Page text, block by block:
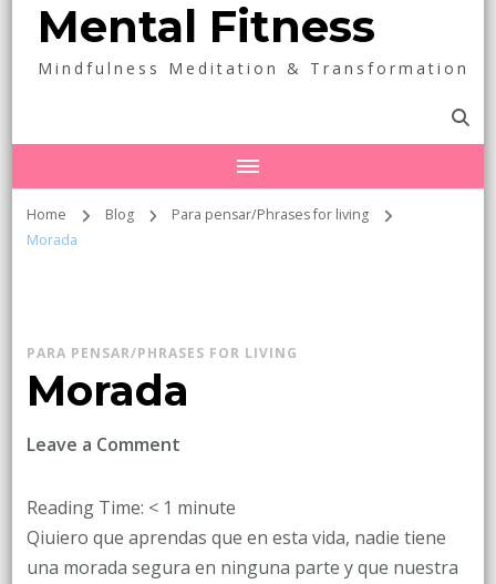
Mental Fitness
Mindfulness Meditation & Transformation
Home Blog
Para pensar/Phrases for living
Morada
PARA PENSAR/PHRASES FOR LIVING
Morada
Leave a Commenton
Reading Time: < 1 minute
Qiuiero que aprendas que en esta vida, nadie tiene
una morada segura en ninguna parte y que nuestra